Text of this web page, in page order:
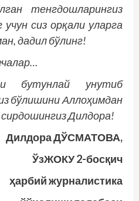
тенгдошларингиз
сиз орқали уларга
дадил бўлинг!
бутунлай унутиб
бўлишини Аллоҳимдан
Дилдора!
Дилдора ДЎСМАТОВА,
ЎзЖОКУ 2-босқич
ҳарбий журналистика